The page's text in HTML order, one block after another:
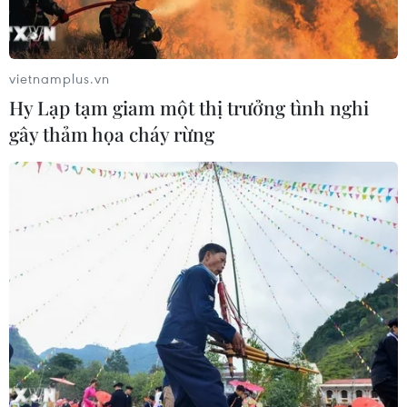
Liên quân Arab tấn công các khu vực đe
dọa Chính phủ Yemen
11/08/2019 04:46
Kênh truyền hình nhà nước Saudi Arabia nêu rõ: "Đây là
chiến dịch đầu tiên và sẽ được tiếp nối bởi những chiến
dịch khác, nếu tuyên bố của liên quân không được tuân
thủ."
vietnamplus.vn
Hy Lạp tạm giam một thị trưởng tình nghi
gây thảm họa cháy rừng